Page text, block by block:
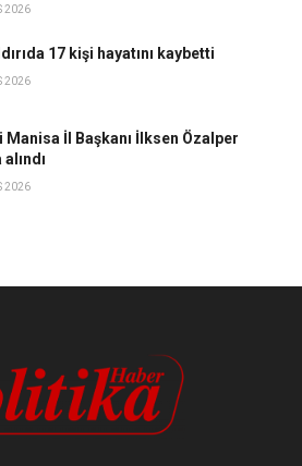
2026
17 kişi hayatını kaybetti
2026
Manisa İl Başkanı İlksen Özalper
2026